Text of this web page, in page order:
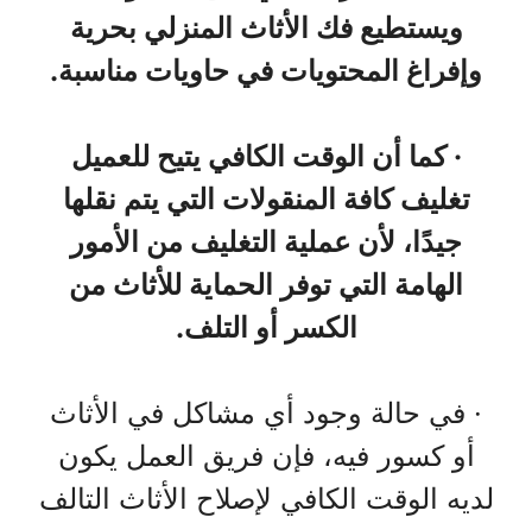
ويستطيع فك الأثاث المنزلي بحرية
وإفراغ المحتويات في حاويات مناسبة.
· كما أن الوقت الكافي يتيح للعميل
تغليف كافة المنقولات التي يتم نقلها
جيدًا، لأن عملية التغليف من الأمور
الهامة التي توفر الحماية للأثاث من
الكسر أو التلف.
· في حالة وجود أي مشاكل في الأثاث
أو كسور فيه، فإن فريق العمل يكون
لديه الوقت الكافي لإصلاح الأثاث التالف